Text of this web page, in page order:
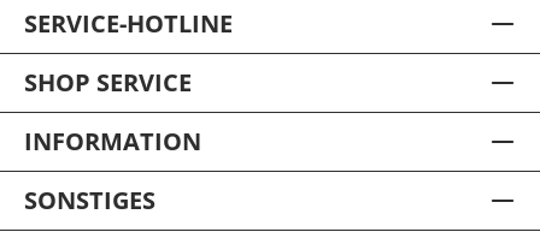
SERVICE-HOTLINE
SHOP SERVICE
INFORMATION
SONSTIGES